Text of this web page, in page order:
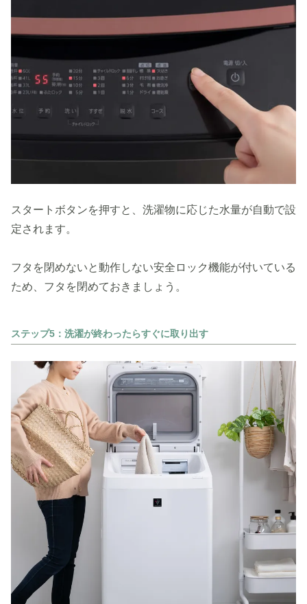
スタートボタンを押すと、洗濯物に応じた水量が自動で設
定されます。
フタを閉めないと動作しない安全ロック機能が付いている
ため、フタを閉めておきましょう。
ステップ5：洗濯が終わったらすぐに取り出す